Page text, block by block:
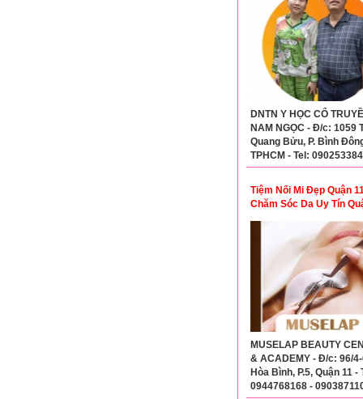
DNTN Y HỌC CỔ
NAM NGỌC - Đ/c: 1059
Quang Bửu, P. Bình
TPHCM - Tel:
Tiệm Nối Mi Đẹp Quận
Chăm Sóc Da Uy Tín
MUSELAP BEAUTY
& ACADEMY - Đ/c: 96/
Hòa Bình, P.5, Quận 11 -
0944768168 -